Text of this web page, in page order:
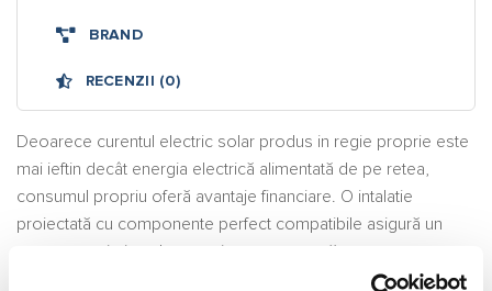
BRAND
RECENZII (0)
Deoarece curentul electric solar produs in regie proprie este
mai ieftin decât energia electrică alimentată de pe retea,
consumul propriu oferă avantaje financiare. O intalatie
proiectată cu componente perfect compatibile asigură un
consum optimizat de energie autogenerată.